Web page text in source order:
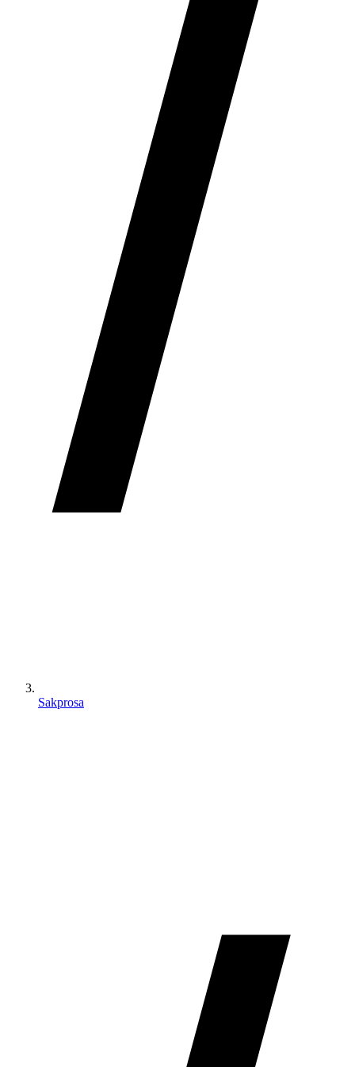
Sakprosa